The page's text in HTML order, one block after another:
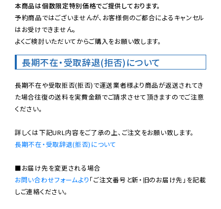
本商品は個数限定特別価格でご提供しております。
予約商品ではございませんが、お客様側のご都合によるキャンセル
はお受けできません。
よくご検討いただいてからご購入をお願い致します。
長期不在・受取辞退(拒否)について
長期不在や受取拒否(拒否)で運送業者様より商品が返送されてき
た場合往復の送料を実費金額でご請求させて頂きますのでご注意
ください。
長期不在・受取辞退(拒否)について
お問い合わせフォームより 「ご注文番号と新・旧のお届け先」を記載
しご連絡ください。